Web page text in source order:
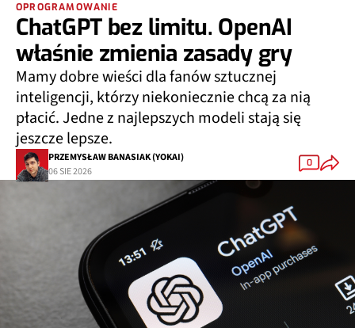
OPROGRAMOWANIE
ChatGPT bez limitu. OpenAI
właśnie zmienia zasady gry
Mamy dobre wieści dla fanów sztucznej
inteligencji, którzy niekoniecznie chcą za nią
płacić. Jedne z najlepszych modeli stają się
jeszcze lepsze.
PRZEMYSŁAW BANASIAK (YOKAI)
06 SIE 2026
0